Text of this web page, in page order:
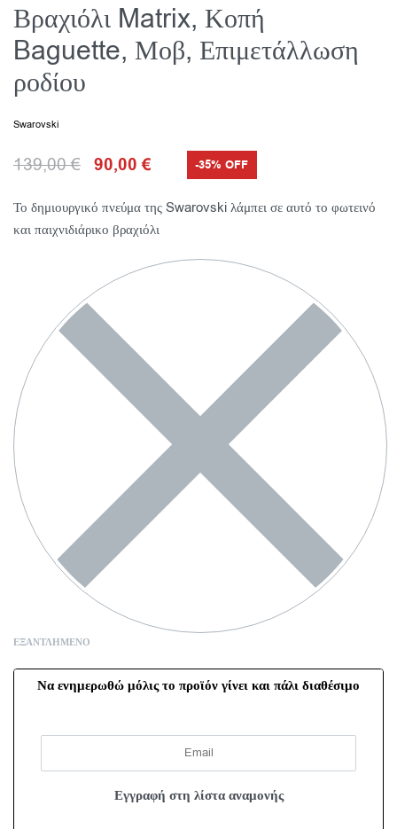
Βραχιόλι Matrix, Κοπή
Baguette, Μοβ, Επιμετάλλωση
ροδίου
Swarovski
139,00€ 90,00€ -35% OFF
Το δημιουργικό πνεύμα της Swarovski λάμπει σε αυτό το φωτεινό
και παιχνιδιάρικο βραχιόλι
ΕΞΑΝΤΛΗΜΈΝΟ
Να ενημερωθώ μόλις το προϊόν γίνει και πάλι διαθέσιμο